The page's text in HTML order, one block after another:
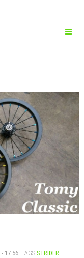
17:56 , TAGS STRIDER